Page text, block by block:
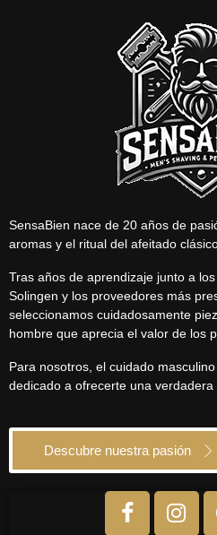
SensaBien nace de 20 años de
aromas y el ritual del afeitado
Tras años de aprendizaje junto a
Solingen y los proveedores más
seleccionamos cuidadosamente
hombre que aprecia el valor de los
Para nosotros, el cuidado
dedicado a ofrecerte una verdadera
Descubre nuestra pasión